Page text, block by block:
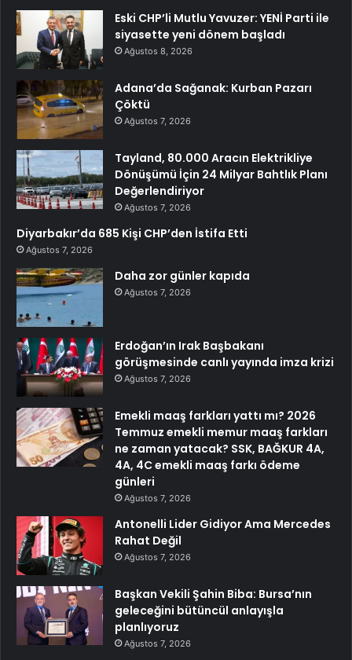
Eski CHP’li Mutlu Yavuzer: YENİ Parti ile
siyasette yeni dönem başladı
Ağustos 8, 2026
Adana’da Sağanak: Kurban Pazarı
Çöktü
Ağustos 7, 2026
Tayland, 80.000 Aracın Elektrikliye
Dönüşümü İçin 24 Milyar Bahtlık Planı
Değerlendiriyor
Ağustos 7, 2026
Diyarbakır’da 685 Kişi CHP’den İstifa Etti
Ağustos 7, 2026
Daha zor günler kapıda
Ağustos 7, 2026
Erdoğan’ın Irak Başbakanı
görüşmesinde canlı yayında imza krizi
Ağustos 7, 2026
Emekli maaş farkları yattı mı? 2026
Temmuz emekli memur maaş farkları
ne zaman yatacak? SSK, BAĞKUR 4A,
4A, 4C emekli maaş farkı ödeme
günleri
Ağustos 7, 2026
Antonelli Lider Gidiyor Ama Mercedes
Rahat Değil
Ağustos 7, 2026
Başkan Vekili Şahin Biba: Bursa’nın
geleceğini bütüncül anlayışla
planlıyoruz
Ağustos 7, 2026